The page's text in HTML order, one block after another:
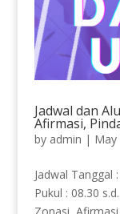
Jadwal dan
Afirmasi,
by admin | May
Jadwal Tanggal
Pukul : 08.30
Zonasi,